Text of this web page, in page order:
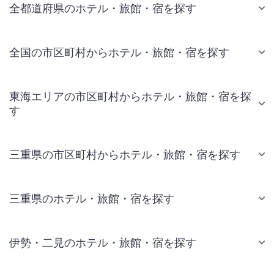
全都道府県のホテル・旅館・宿を探す
全国の市区町村からホテル・旅館・宿を探す
東海エリアの市区町村からホテル・旅館・宿を探
す
三重県の市区町村からホテル・旅館・宿を探す
三重県のホテル・旅館・宿を探す
伊勢・二見のホテル・旅館・宿を探す